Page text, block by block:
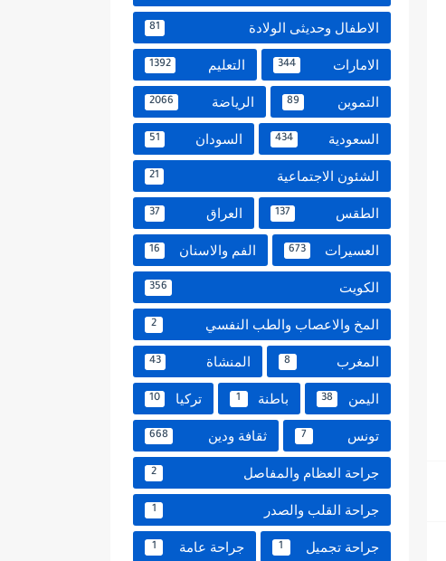
الاطفال وحديثى الولادة 81
الامارات 344 التعليم 1392
التموين 89 الرياضة 2066
السعودية 434 السودان 51
الشئون الاجتماعية 21
الطقس 137 العراق 37
العسيرات 673 الفم والاسنان 16
الكويت 356
المخ والاعصاب والطب النفسي 2
المغرب 8 المنشاة 43
اليمن 38 باطنة 1 تركيا 10
تونس 7 ثقافة ودين 668
جراحة العظام والمفاصل 2
جراحة القلب والصدر 1
جراحة تجميل 1 جراحة عامة 1